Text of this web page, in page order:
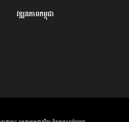
វឌ្ឍនភាពកម្ពុជា